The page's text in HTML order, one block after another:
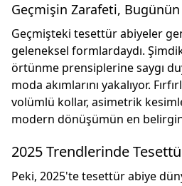
Geçmişin Zarafeti,
Geçmişteki tesettür abiyeler
geleneksel formlardaydı.
örtünme prensiplerine saygı
moda akımlarını yakalıyor.
volümlü kollar, asimetrik
modern dönüşümün en
2025 Trendlerinde
Peki, 2025'te tesettür abiye